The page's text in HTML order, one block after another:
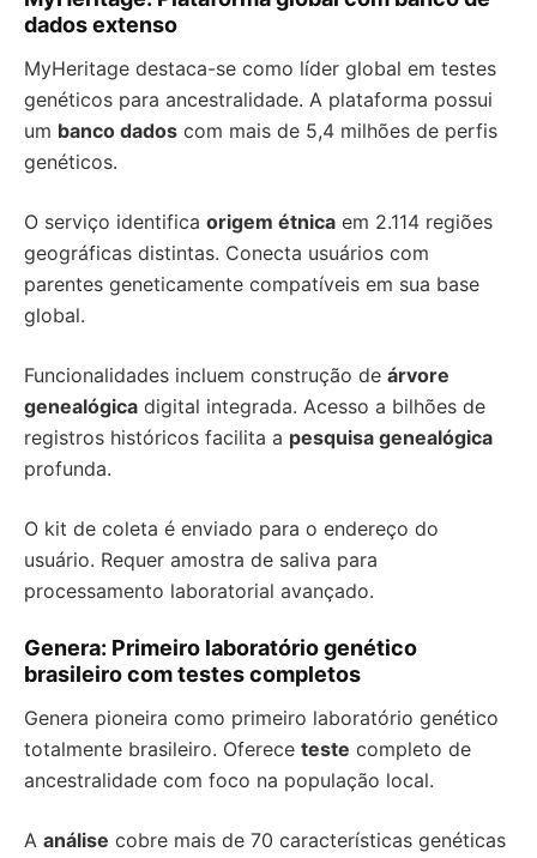
dados extenso
MyHeritage destaca-se como líder global em testes
genéticos para ancestralidade. A plataforma possui
um banco dados com mais de 5,4 milhões de perfis
genéticos.
O serviço identifica origem étnica em 2.114 regiões
geográficas distintas. Conecta usuários com
parentes geneticamente compatíveis em sua base
global.
Funcionalidades incluem construção de árvore
genealógica digital integrada. Acesso a bilhões de
registros históricos facilita a pesquisa genealógica
profunda.
O kit de coleta é enviado para o endereço do
usuário. Requer amostra de saliva para
processamento laboratorial avançado.
Genera: Primeiro laboratório genético
brasileiro com testes completos
Genera pioneira como primeiro laboratório genético
totalmente brasileiro. Oferece teste completo de
ancestralidade com foco na população local.
A análise cobre mais de 70 características genéticas